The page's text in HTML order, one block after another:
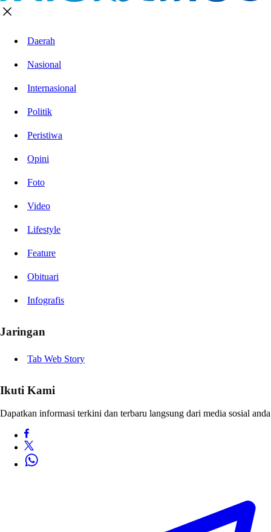
Daerah
Nasional
Internasional
Politik
Peristiwa
Opini
Foto
Video
Lifestyle
Feature
Obituari
Infografis
Jaringan
Tab Web Story
Ikuti Kami
Dapatkan informasi terkini dan terbaru langsung dari media sosial anda